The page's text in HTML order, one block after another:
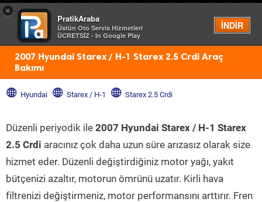
×
PratikAraba
Üstün Oto Servis Hizmetleri
ÜCRETSİZ - In Google Play
İNDİR
Menü
2007 Hyundai Starex / H-1 Starex 2.5 Crdi Araç
Bakımı
Hyundai Starex / H-1 Starex 2.5 Crdi
Düzenli periyodik ile 2007 Hyundai Starex / H-1 Starex
2.5 Crdi aracınız çok daha uzun süre arızasız olarak size
hizmet eder. Düzenli değiştirdiğiniz motor yağı, yakıt
bütçenizi azaltır, motorun ömrünü uzatır. Kirli hava
filtrenizi değiştirmeniz, motor performansını arttırır. Fren